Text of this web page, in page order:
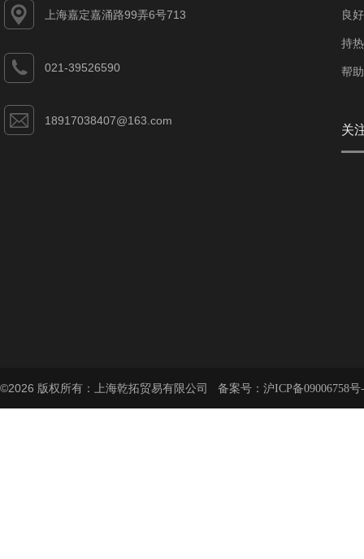
上海嘉定嘉涌路99弄6号713
021-39526590
18917038407@163.com
良
持
帮
关
©2026 版权所有：上海乾拓贸易有限公司 备案号： 沪ICP备09006758号